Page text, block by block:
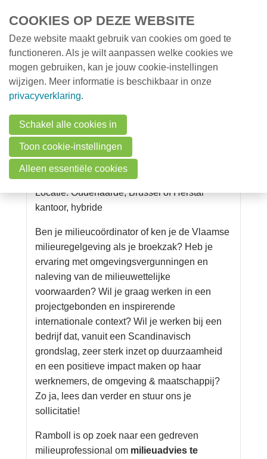
MENU
Vacatures op VMx
Ramboll
13 mei 16:39 in
Milieuconsultant & auditor
Locatie: Oudenaarde, Brussel of Herstal
kantoor, hybride
Ben je milieucoördinator of ken je de Vlaamse
milieuregelgeving als je broekzak? Heb je
ervaring met omgevingsvergunningen en
naleving van de milieuwettelijke
voorwaarden? Wil je graag werken in een
projectgebonden en inspirerende
internationale context? Wil je werken bij een
bedrijf dat, vanuit een Scandinavisch
grondslag, zeer sterk inzet op duurzaamheid
en een positieve impact maken op haar
werknemers, de omgeving & maatschappij?
Zo ja, lees dan verder en stuur ons je
sollicitatie!
Ramboll is op zoek naar een gedreven
milieuprofessional om milieuadvies te
Milieunieuws
Vacatures
Zoeken
Login
Français
Nederlands
COOKIES OP DEZE WEBSITE
Deze website maakt gebruik van cookies om goed te
functioneren. Als je wilt aanpassen welke cookies we
mogen gebruiken, kan je jouw cookie-instellingen
wijzigen. Meer informatie is beschikbaar in onze
privacyverklaring.
Schakel alle cookies in
Toon cookie-instellingen
Alleen essentiële cookies